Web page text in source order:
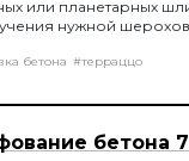
или планетарных
нужной
бетона #терраццо
бетона